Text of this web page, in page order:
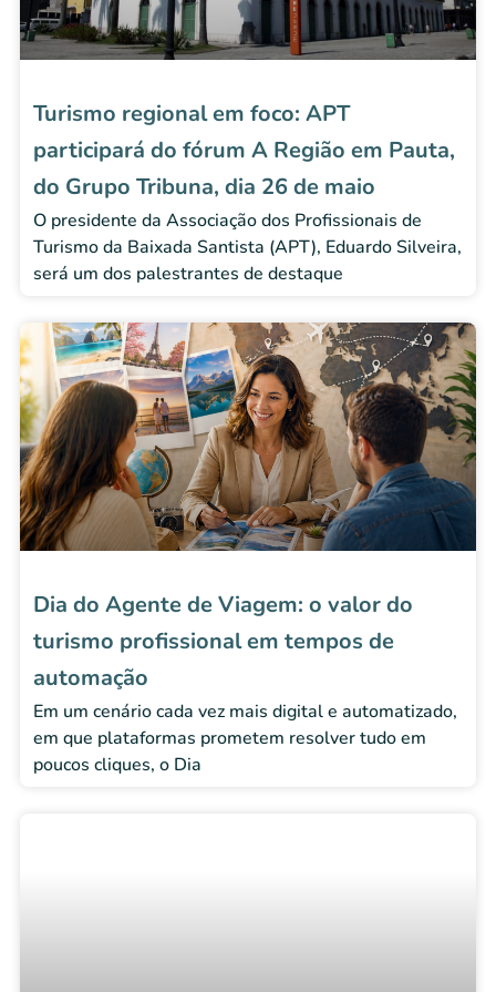
Turismo regional em foco: APT
participará do fórum A Região em Pauta,
do Grupo Tribuna, dia 26 de maio
O presidente da Associação dos Profissionais de
Turismo da Baixada Santista (APT), Eduardo Silveira,
será um dos palestrantes de destaque
Dia do Agente de Viagem: o valor do
turismo profissional em tempos de
automação
Em um cenário cada vez mais digital e automatizado,
em que plataformas prometem resolver tudo em
poucos cliques, o Dia